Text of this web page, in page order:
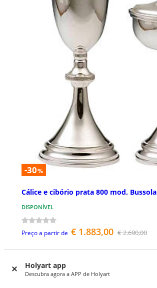
Holyart app
Descubra agora a APP de Holyart
-30%
Cálice e cibório prata 800 mod. Bussola
DISPONÍVEL
Preço a partir de € 1.883,00 € 2.690,00